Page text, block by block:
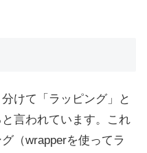
けて「ラッピング」と
言われています。これ
（wrapperを使ってラ